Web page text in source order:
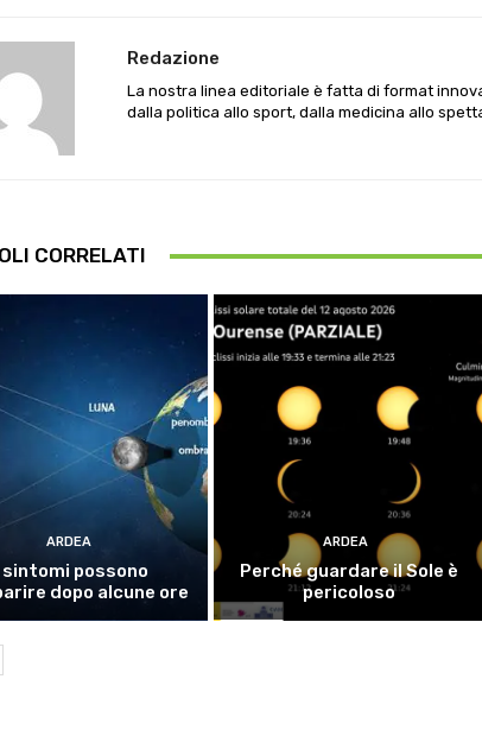
Redazione
La nostra linea editoriale è fatta di format
dalla politica allo sport, dalla medicina allo
CORRELATI
ARDEA
sintomi possono
dopo alcune ore
ARDEA
Perché guardare il Sole è
pericoloso